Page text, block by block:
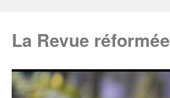
La Revue réformée